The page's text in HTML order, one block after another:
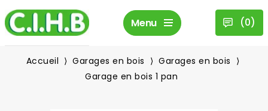
Menu (0)
Accueil Garages en bois
Garages en bois
Garage en bois 1 pan